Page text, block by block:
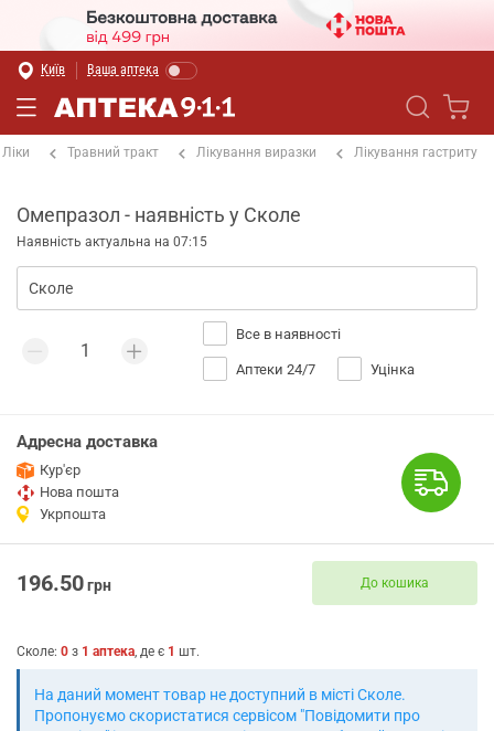
Київ Ваша аптека
Ліки Травний тракт Лікування виразки Лікування гастриту
Омепразол - наявність у Сколе
Наявність актуальна на 07:15
Все в наявності
Аптеки 24/7 Уцінка
Адресна доставка
Кур'єр
Нова пошта
Укрпошта
196.50грн До кошика
Сколе: 0 з 1 аптека, де є 1 шт.
На даний момент товар не доступний в місті Сколе.
Пропонуємо скористатися сервісом "Повідомити про